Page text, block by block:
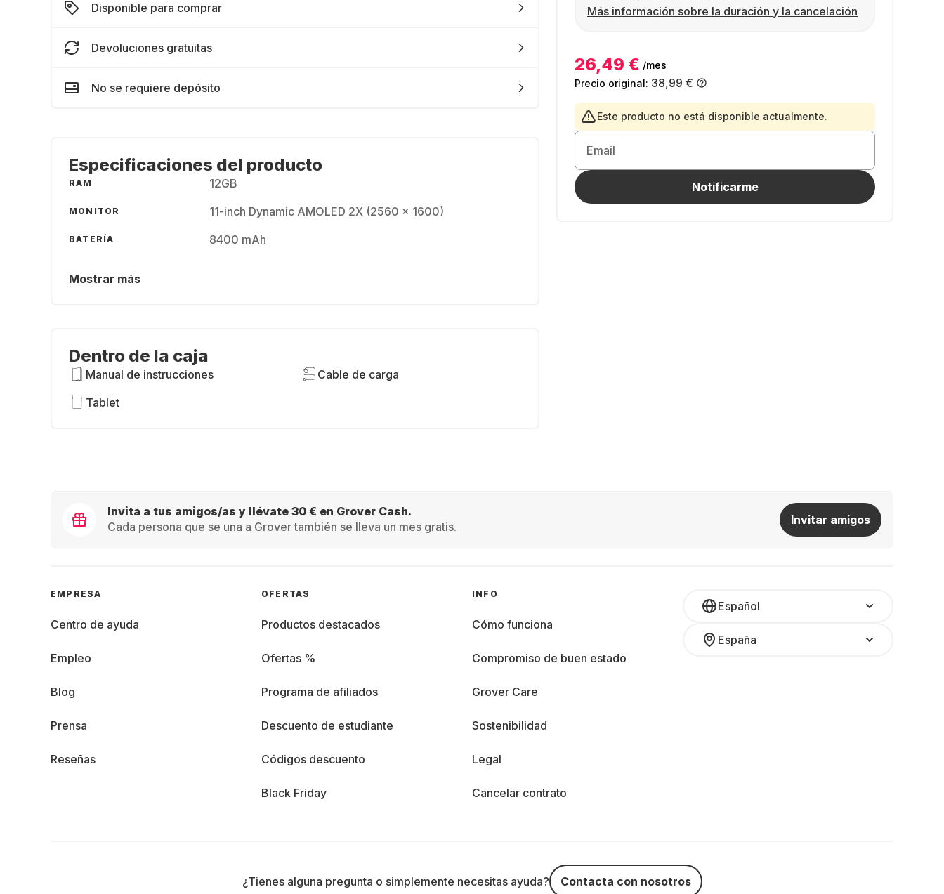
Más información sobre la duración y la cancelación
26,49 € /mes
Precio original: 38,99 €
Este producto no está disponible actualmente.
Email
Notificarme
Disponible para comprar
Devoluciones gratuitas
No se requiere depósito
Especificaciones del producto
RAM 12GB
MONITOR 11-inch Dynamic AMOLED 2X (2560 x 1600)
BATERÍA 8400 mAh
Mostrar más
Dentro de la caja
Manual de instrucciones
Cable de carga
Tablet
Invita a tus amigos/as y llévate 30 € en Grover Cash.
Cada persona que se una a Grover también se lleva un mes gratis.
Invitar amigos
Español
España
EMPRESA
Centro de ayuda
Empleo
Blog
Prensa
Reseñas
OFERTAS
Productos destacados
Ofertas %
Programa de afiliados
Descuento de estudiante
Códigos descuento
Black Friday
INFO
Cómo funciona
Compromiso de buen estado
Grover Care
Sostenibilidad
Legal
Cancelar contrato
¿Tienes alguna pregunta o simplemente necesitas ayuda? Contacta con nosotros